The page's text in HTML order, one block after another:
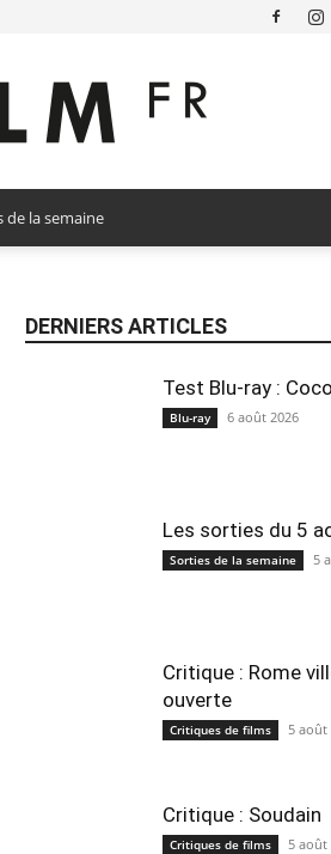
de la semaine
DERNIERS ARTICLES
Test Blu-ray :
Blu-ray 6 août 2026
Les sorties du 5
Sorties de la semaine 5
Critique : Rome
ouverte
Critiques de films 5 août
Critique : Soudain
Critiques de films 5 août